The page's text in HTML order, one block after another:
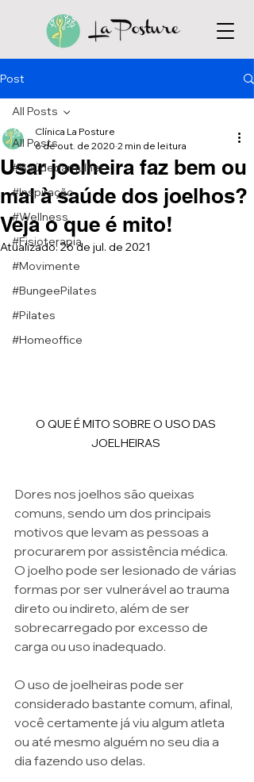
Post
All Posts
#Saúdedamulher
#Inspiração
#Wellness
#Fisioterapia
#Movimente
#BungeePilates
#Pilates
#Homeoffice
All Posts
Usar joelheira faz bem ou
mal à saúde dos joelhos?
Veja o que é mito!
Clínica La Posture
6 de out. de 2020 2 min de leitura
Atualizado:26 de jul. de 2021
O QUE É MITO SOBRE O USO DAS
JOELHEIRAS
Dores nos joelhos são queixas
comuns, sendo um dos principais
motivos que levam as pessoas a
procurarem por assistência médica.
O joelho pode ser lesionado de várias
formas por ser vulnerável ao trauma
direto ou indireto, além de ser
sobrecarregado por excesso de
carga ou uso inadequado.
O uso de joelheiras pode ser
considerado bastante comum, afinal,
você certamente já viu algum atleta
ou até mesmo alguém no seu dia a
dia fazendo uso delas.